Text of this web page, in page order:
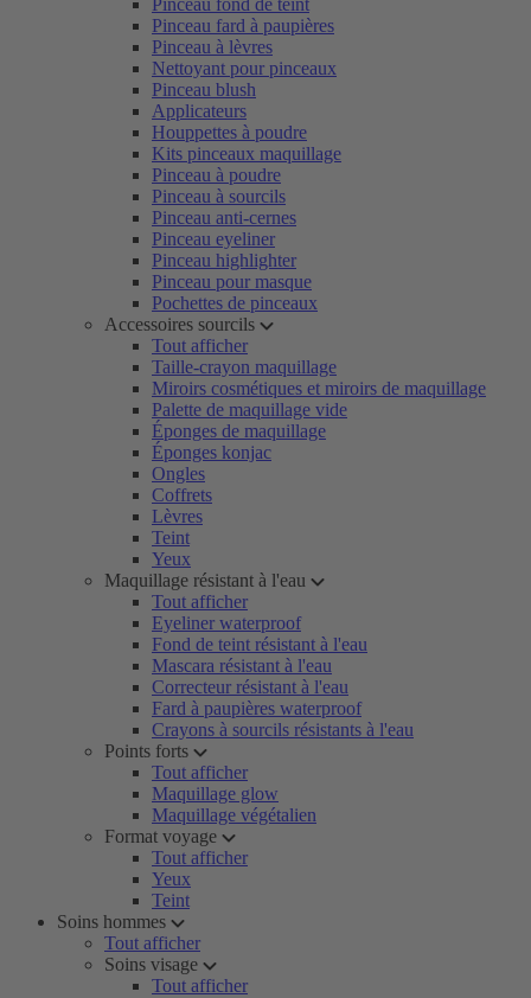
Pinceau fond de teint
Pinceau fard à paupières
Pinceau à lèvres
Nettoyant pour pinceaux
Pinceau blush
Applicateurs
Houppettes à poudre
Kits pinceaux maquillage
Pinceau à poudre
Pinceau à sourcils
Pinceau anti-cernes
Pinceau eyeliner
Pinceau highlighter
Pinceau pour masque
Pochettes de pinceaux
Accessoires sourcils
Tout afficher
Taille-crayon maquillage
Miroirs cosmétiques et miroirs de maquillage
Palette de maquillage vide
Éponges de maquillage
Éponges konjac
Ongles
Coffrets
Lèvres
Teint
Yeux
Maquillage résistant à l'eau
Tout afficher
Eyeliner waterproof
Fond de teint résistant à l'eau
Mascara résistant à l'eau
Correcteur résistant à l'eau
Fard à paupières waterproof
Crayons à sourcils résistants à l'eau
Points forts
Tout afficher
Maquillage glow
Maquillage végétalien
Format voyage
Tout afficher
Yeux
Teint
Soins hommes
Tout afficher
Soins visage
Tout afficher